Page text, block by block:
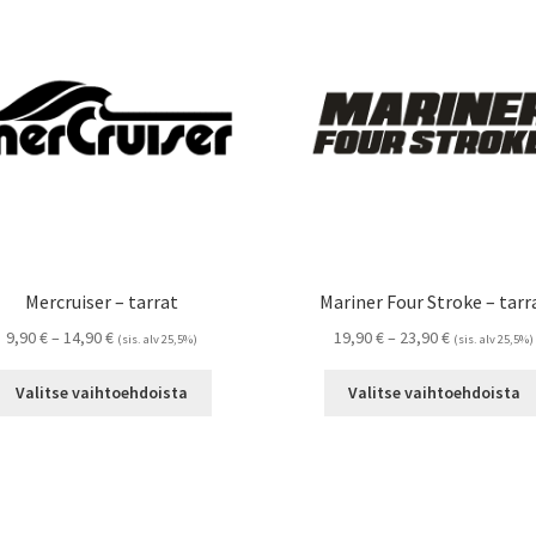
Mercruiser – tarrat
9,90€– 14,90€Hintaluokka:
-
(sis. alv 25,5%)
Valitse vaihtoehdoista
Mariner Four Stroke –
19,90€– 23,90€Hintaluokka:
-
(sis. alv 25,5%)
Valitse vaihtoehdoista